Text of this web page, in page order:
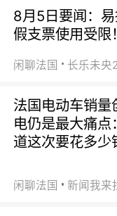
8月5日要闻：
假支票使用受限
闲聊法国
法国电动车销量
电仍是最大痛点
道这次要花多少
闲聊法国 新闻我来